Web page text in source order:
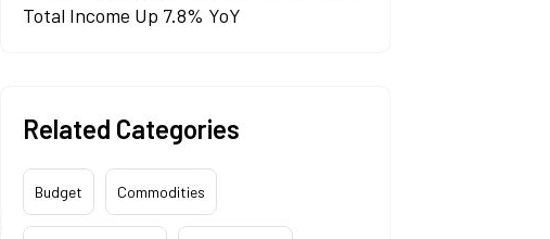
Total Income Up 7.8% YoY
Related Categories
Budget Commodities